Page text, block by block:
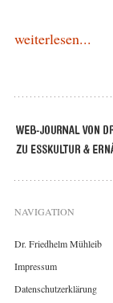
weiterlesen...
NAVIGATION
Dr. Friedhelm Mühleib
Impressum
Datenschutzerklärung